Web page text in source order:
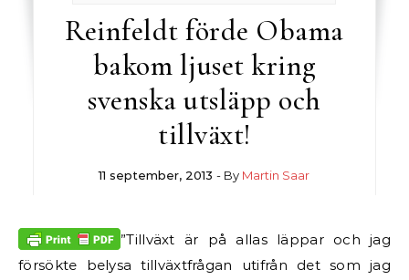
Reinfeldt förde Obama
bakom ljuset kring
svenska utsläpp och
tillväxt!
11 september, 2013 - By Martin Saar
”Tillväxt är på allas läppar och jag
försökte belysa tillväxtfrågan utifrån det som jag